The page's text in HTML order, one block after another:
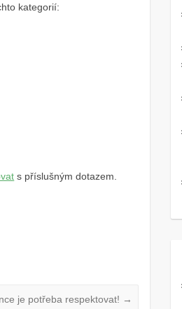
kategorií:
s příslušným dotazem.
je potřeba respektovat! →